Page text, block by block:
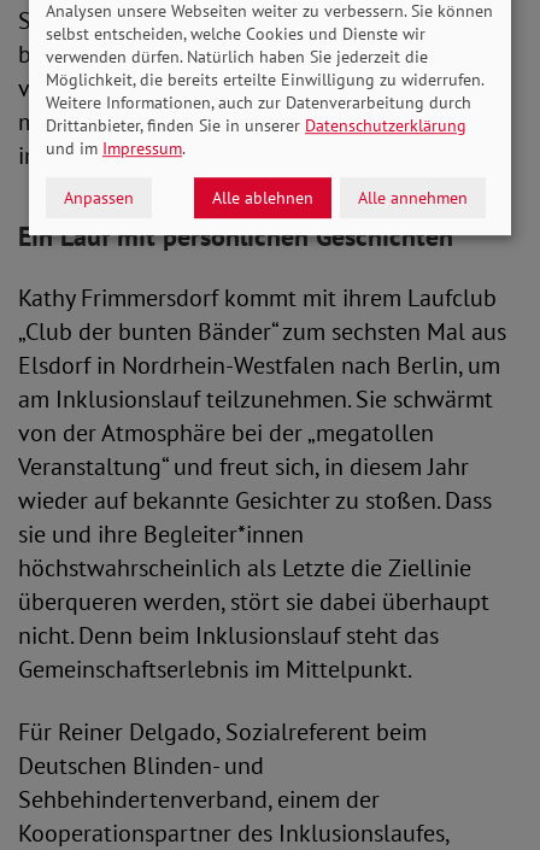
Starter*innen: „Vielfalt, Inklusion und Sport
bringen Menschen zusammen, die sonst
vielleicht nie zusammengefunden hätten. Das
macht den SoVD-Inklusionlauf auf dem Flugfeld
in Tempelhof so besonders.“
Ein Lauf mit persönlichen Geschichten
Kathy Frimmersdorf kommt mit ihrem Laufclub
„Club der bunten Bänder“ zum sechsten Mal aus
Elsdorf in Nordrhein-Westfalen nach Berlin, um
am Inklusionslauf teilzunehmen. Sie schwärmt
von der Atmosphäre bei der „megatollen
Veranstaltung“ und freut sich, in diesem Jahr
wieder auf bekannte Gesichter zu stoßen. Dass
sie und ihre Begleiter*innen
höchstwahrscheinlich als Letzte die Ziellinie
überqueren werden, stört sie dabei überhaupt
nicht. Denn beim Inklusionslauf steht das
Gemeinschaftserlebnis im Mittelpunkt.
Für Reiner Delgado, Sozialreferent beim
Deutschen Blinden- und
Sehbehindertenverband, einem der
Kooperationspartner des Inklusionslaufes,
Analysen unsere Webseiten weiter zu verbessern. Sie können
selbst entscheiden, welche Cookies und Dienste wir
verwenden dürfen. Natürlich haben Sie jederzeit die
Möglichkeit, die bereits erteilte Einwilligung zu widerrufen.
Weitere Informationen, auch zur Datenverarbeitung durch
Drittanbieter, finden Sie in unserer Datenschutzerklärung
und im Impressum.
Anpassen Alle ablehnen Alle annehmen